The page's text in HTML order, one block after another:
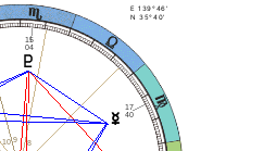
E 139°46'
N 35°40'
8
9
10
17
40
15
04